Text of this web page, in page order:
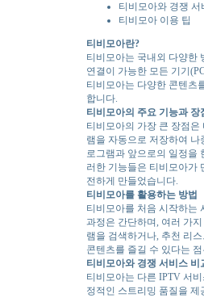
티비모아와 경쟁 서
티비모아 이용 팁
티비모아란?
티비모아는 국내외 다양한
연결이 가능한 모든 기기
티비모아는 다양한 콘텐츠
합니다.
티비모아의 주요 기능과 장
티비모아의 가장 큰 장점
램을 자동으로 저장하여 나
로그램과 앞으로의 일정을
러한 기능들은 티비모아가
전하게 만들었습니다.
티비모아를 활용하는 방법
티비모아를 처음 시작하는
과정은 간단하며, 여러 가
램을 검색하거나, 추천 리
콘텐츠를 즐길 수 있다는
티비모아와 경쟁 서비스 비
티비모아는 다른 IPTV 서
정적인 스트리밍 품질을